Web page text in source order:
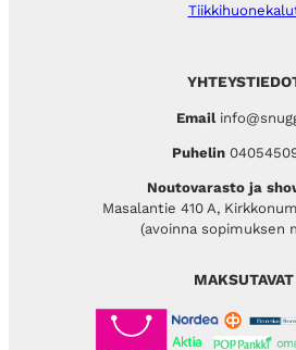
Email
Puhelin
Noutovarasto ja
Masalantie 410 A,
(avoinna sopimuksen
MAKSUTAVAT